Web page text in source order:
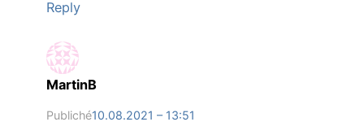
Reply
MartinB
Publiché10.08.2021 – 13:51